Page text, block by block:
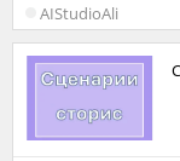
AIStudioAli